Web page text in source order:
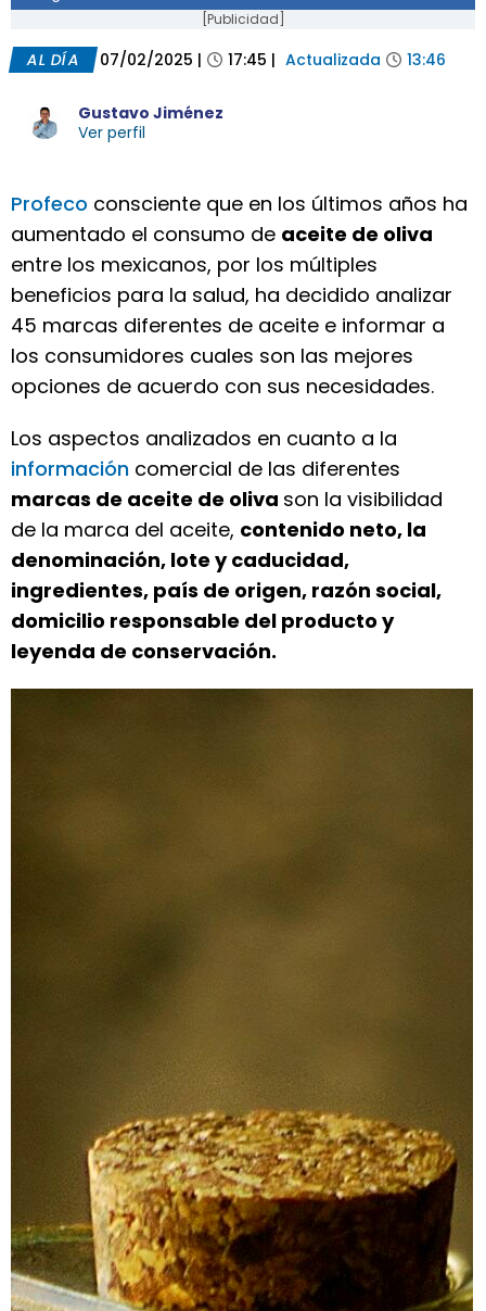
[Publicidad]
AL DÍA 07/02/2025 | 17:45 | Actualizada 13:46
Gustavo Jiménez
Ver perfil
Profeco consciente que en los últimos años ha
aumentado el consumo de aceite de oliva
entre los mexicanos, por los múltiples
beneficios para la salud, ha decidido analizar
45 marcas diferentes de aceite e informar a
los consumidores cuales son las mejores
opciones de acuerdo con sus necesidades.
Los aspectos analizados en cuanto a la
información comercial de las diferentes
marcas de aceite de oliva son la visibilidad
de la marca del aceite, contenido neto, la
denominación, lote y caducidad,
ingredientes, país de origen, razón social,
domicilio responsable del producto y
leyenda de conservación.